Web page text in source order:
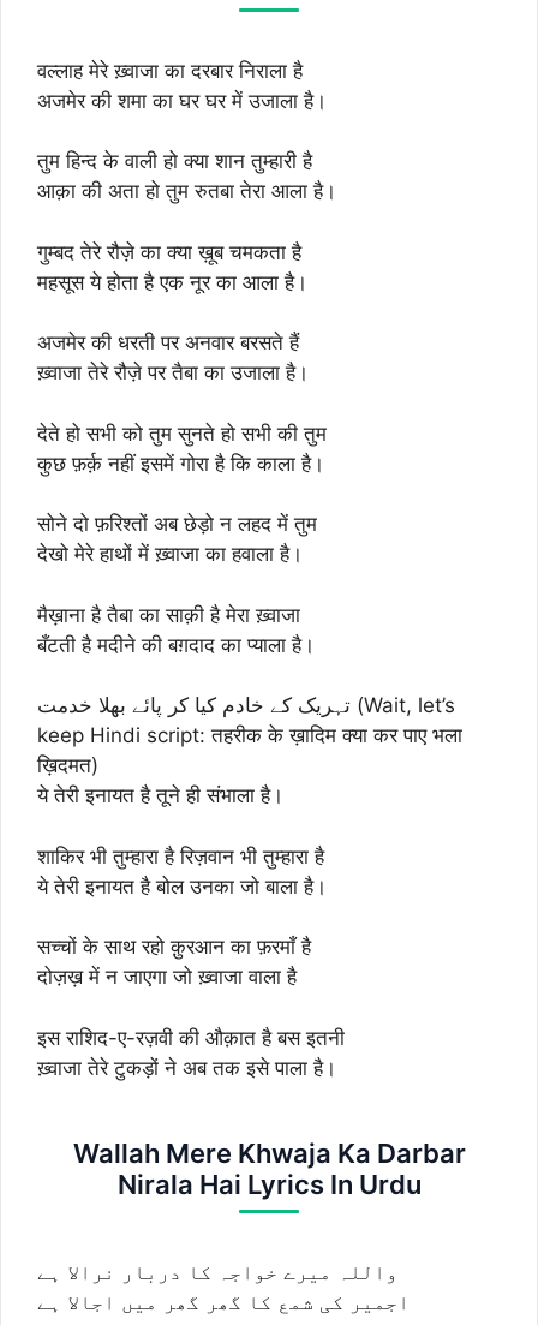
वल्लाह मेरे ख़्वाजा का दरबार निराला है
अजमेर की शमा का घर घर में उजाला है।
तुम हिन्द के वाली हो क्या शान तुम्हारी है
आक़ा की अता हो तुम रुतबा तेरा आला है।
गुम्बद तेरे रौज़े का क्या ख़ूब चमकता है
महसूस ये होता है एक नूर का आला है।
अजमेर की धरती पर अनवार बरसते हैं
ख़्वाजा तेरे रौज़े पर तैबा का उजाला है।
देते हो सभी को तुम सुनते हो सभी की तुम
कुछ फ़र्क़ नहीं इसमें गोरा है कि काला है।
सोने दो फ़रिश्तों अब छेड़ो न लहद में तुम
देखो मेरे हाथों में ख़्वाजा का हवाला है।
मैख़ाना है तैबा का साक़ी है मेरा ख़्वाजा
बँटती है मदीने की बग़दाद का प्याला है।
تہریک کے خادم کیا کر پائے بھلا خدمت (Wait, let’s
keep Hindi script: तहरीक के ख़ादिम क्या कर पाए भला
ख़िदमत)
ये तेरी इनायत है तूने ही संभाला है।
शाकिर भी तुम्हारा है रिज़वान भी तुम्हारा है
ये तेरी इनायत है बोल उनका जो बाला है।
सच्चों के साथ रहो क़ुरआन का फ़रमाँ है
दोज़ख़ में न जाएगा जो ख़्वाजा वाला है
इस राशिद-ए-रज़वी की औक़ात है बस इतनी
ख़्वाजा तेरे टुकड़ों ने अब तक इसे पाला है।
Wallah Mere Khwaja Ka Darbar
Nirala Hai Lyrics In Urdu
واللہ میرے خواجہ کا دربار نرالا ہے
اجمیر کی شمع کا گھر گھر میں اجالا ہے